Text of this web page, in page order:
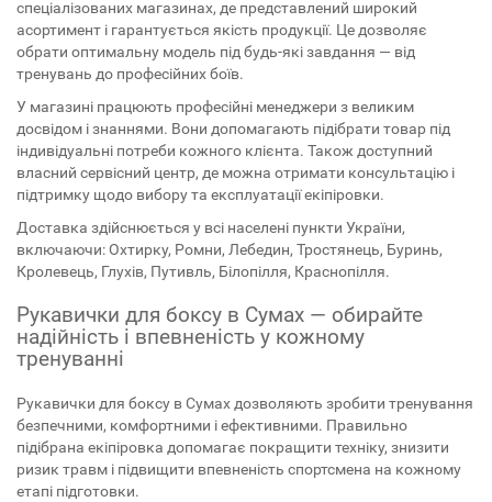
спеціалізованих магазинах, де представлений широкий
асортимент і гарантується якість продукції. Це дозволяє
обрати оптимальну модель під будь-які завдання — від
тренувань до професійних боїв.
У магазині працюють професійні менеджери з великим
досвідом і знаннями. Вони допомагають підібрати товар під
індивідуальні потреби кожного клієнта. Також доступний
власний сервісний центр, де можна отримати консультацію і
підтримку щодо вибору та експлуатації екіпіровки.
Доставка здійснюється у всі населені пункти України,
включаючи: Охтирку, Ромни, Лебедин, Тростянець, Буринь,
Кролевець, Глухів, Путивль, Білопілля, Краснопілля.
Рукавички для боксу в Сумах — обирайте
надійність і впевненість у кожному
тренуванні
Рукавички для боксу в Сумах дозволяють зробити тренування
безпечними, комфортними і ефективними. Правильно
підібрана екіпіровка допомагає покращити техніку, знизити
ризик травм і підвищити впевненість спортсмена на кожному
етапі підготовки.